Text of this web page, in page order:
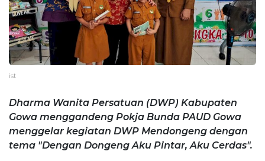
ist
Dharma Wanita Persatuan (DWP) Kabupaten
Gowa menggandeng Pokja Bunda PAUD Gowa
menggelar kegiatan DWP Mendongeng dengan
tema "Dengan Dongeng Aku Pintar, Aku Cerdas".